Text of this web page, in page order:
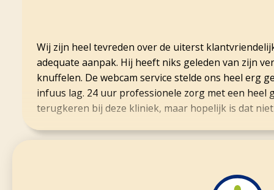
Wij zijn heel tevreden over de uiterst
adequate aanpak. Hij heeft niks geleden van zijn
knuffelen. De webcam service stelde ons heel erg
infuus lag. 24 uur professionele zorg met een
terugkeren bij deze kliniek, maar hopelijk is dat